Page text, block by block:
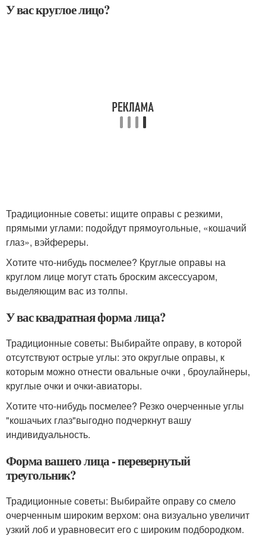
У вас круглое лицо?
Традиционные советы: ищите оправы с резкими,
прямыми углами: подойдут прямоугольные, «кошачий
глаз», вэйфереры.
Хотите что-нибудь посмелее? Круглые оправы на
круглом лице могут стать броским аксессуаром,
выделяющим вас из толпы.
У вас квадратная форма лица?
Традиционные советы: Выбирайте оправу, в которой
отсутствуют острые углы: это округлые оправы, к
которым можно отнести овальные очки , броулайнеры,
круглые очки и очки-авиаторы.
Хотите что-нибудь посмелее? Резко очерченные углы
"кошачьих глаз"выгодно подчеркнут вашу
индивидуальность.
Форма вашего лица - перевернутый
треугольник?
Традиционные советы: Выбирайте оправу со смело
очерченным широким верхом: она визуально увеличит
узкий лоб и уравновесит его с широким подбородком.